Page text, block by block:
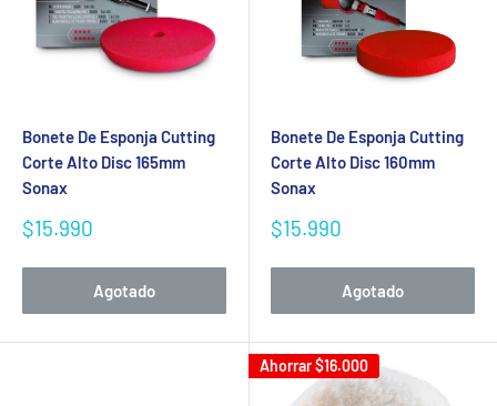
Bonete De Esponja Cutting
Corte Alto Disc 165mm
Sonax
Precio
venta
$15.990
Agotado
Bonete De Esponja Cutting
Corte Alto Disc 160mm
Sonax
Precio
venta
$15.990
Agotado
Ahorrar$16.000